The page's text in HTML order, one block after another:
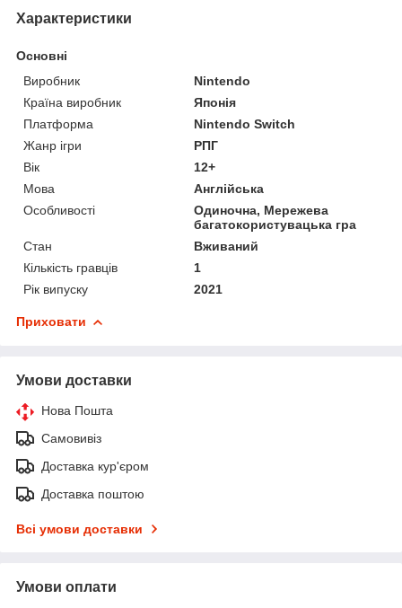
Характеристики
Основні
Виробник
Nintendo
Країна виробник
Японія
Платформа
Nintendo Switch
Жанр ігри
РПГ
Вік
12+
Мова
Англійська
Особливості
Одиночна, Мережева
багатокористувацька гра
Стан
Вживаний
Кількість гравців
1
Рік випуску
2021
Приховати
Умови доставки
Нова Пошта
Самовивіз
Доставка кур'єром
Доставка поштою
Всі умови доставки
Умови оплати